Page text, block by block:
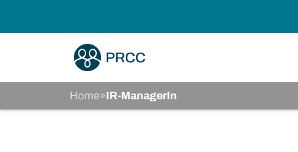
Home»IR-ManagerIn